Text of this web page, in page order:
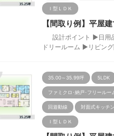
Ｉ型ＬＤＫ
【間取り例】平
設計ポイント ▶日用品
ドリールーム ▶リビン
35.00～35.99坪 5LDK
ファミクロ･納戸･フリールー
回遊動線 対面式キッチン
Ｉ型ＬＤＫ